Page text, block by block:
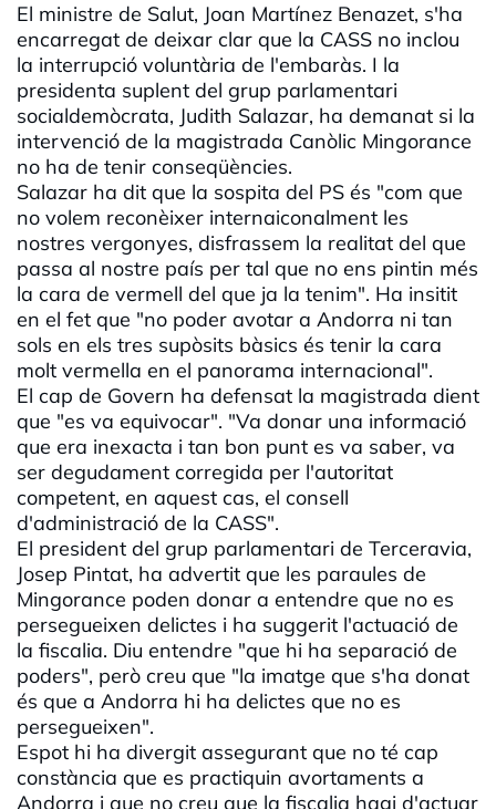
El ministre de Salut, Joan Martínez Benazet, s'ha
encarregat de deixar clar que la CASS no inclou
la interrupció voluntària de l'embaràs. I la
presidenta suplent del grup parlamentari
socialdemòcrata, Judith Salazar, ha demanat si la
intervenció de la magistrada Canòlic Mingorance
no ha de tenir conseqüències.
Salazar ha dit que la sospita del PS és "com que
no volem reconèixer internaiconalment les
nostres vergonyes, disfrassem la realitat del que
passa al nostre país per tal que no ens pintin més
la cara de vermell del que ja la tenim". Ha insitit
en el fet que "no poder avotar a Andorra ni tan
sols en els tres supòsits bàsics és tenir la cara
molt vermella en el panorama internacional".
El cap de Govern ha defensat la magistrada dient
que "es va equivocar". "Va donar una informació
que era inexacta i tan bon punt es va saber, va
ser degudament corregida per l'autoritat
competent, en aquest cas, el consell
d'administració de la CASS".
El president del grup parlamentari de Terceravia,
Josep Pintat, ha advertit que les paraules de
Mingorance poden donar a entendre que no es
persegueixen delictes i ha suggerit l'actuació de
la fiscalia. Diu entendre "que hi ha separació de
poders", però creu que "la imatge que s'ha donat
és que a Andorra hi ha delictes que no es
persegueixen".
Espot hi ha divergit assegurant que no té cap
constància que es practiquin avortaments a
Andorra i que no creu que la fiscalia hagi d'actuar